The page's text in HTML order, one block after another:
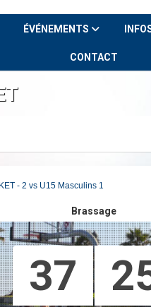
ÉVÉNEMENTS
CONTACT
- 2 vs U15 Masculins 1
Brassage
37